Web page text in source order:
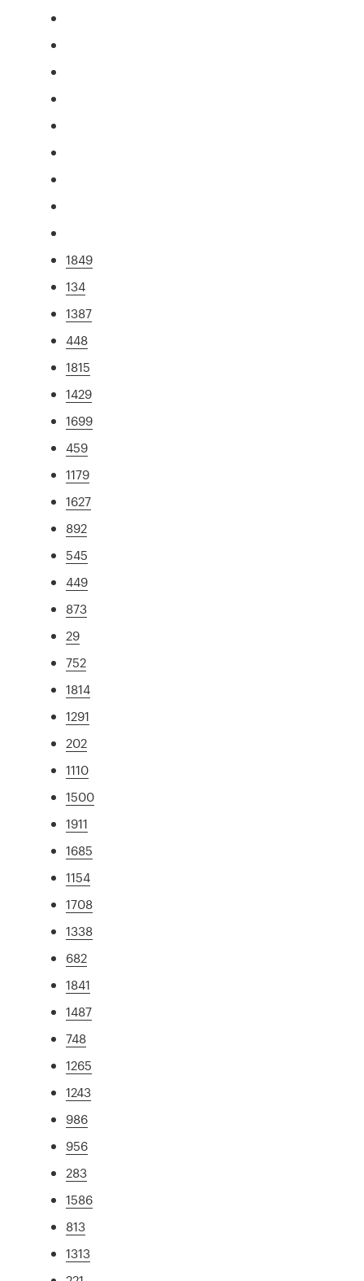
1849
134
1387
448
1815
1429
1699
459
1179
1627
892
545
449
873
29
752
1814
1291
202
1110
1500
1911
1685
1154
1708
1338
682
1841
1487
748
1265
1243
986
956
283
1586
813
1313